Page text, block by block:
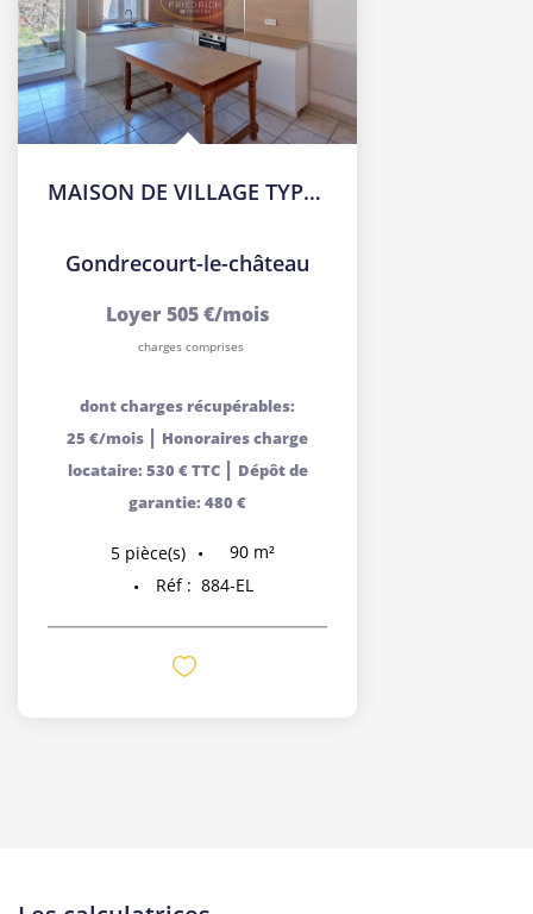
MAISON DE VILLAGE TYPE F4bis PROCHE DU CENTRE VILLE - GONDRE
Gondrecourt-le-château
Loyer 505 €/mois
charges comprises
dont charges récupérables:
25 €/mois | Honoraires charge
locataire: 530 € TTC | Dépôt de
garantie: 480 €
5 pièce(s) 90 m²
Réf : 884-EL